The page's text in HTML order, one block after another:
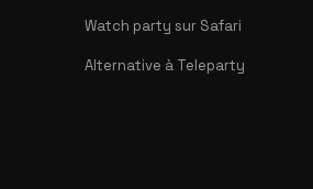
Watch party sur Safari
Alternative à Teleparty